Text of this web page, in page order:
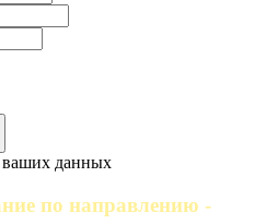
ваших данных
по направлению -